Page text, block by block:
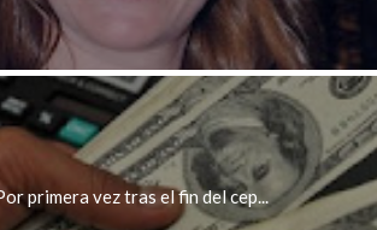
primera vez tras el fin del cep...